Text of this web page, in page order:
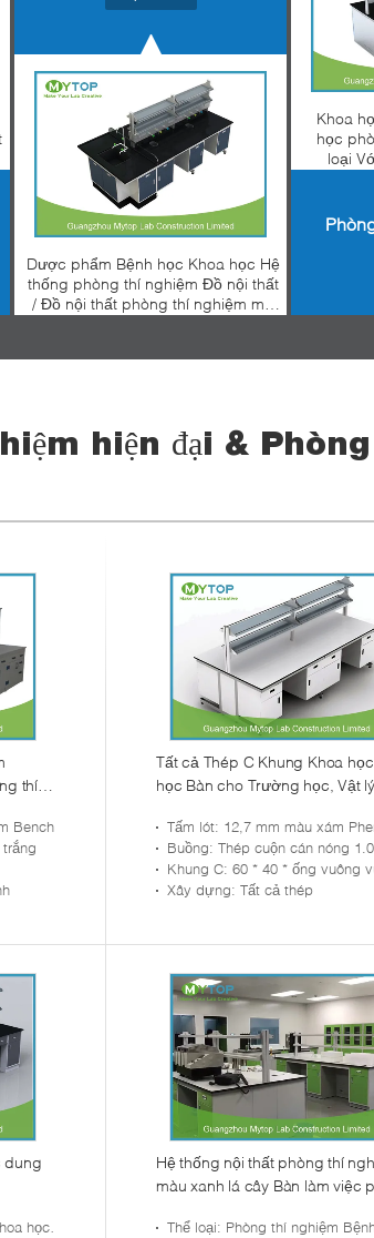
Dược phẩm Bệnh học Khoa học Hệ
thống phòng thí nghiệm Đồ nội thất
/ Đồ nội thất phòng thí nghiệm mô
Khoa
học
loại
hiện đại &
thí
Bench
Tất cả Thép C Khung Khoa
học Bàn cho Trường học, Vật lý
mmTấm lót: 12,7 mm màu xám
Buồng: Thép cuộn cán nóng
Khung C: 60 * 40 * ống vuông
Xây dựng: Tất cả thép
dung
thí nghiệm
Hệ thống nội thất phòng thí
màu xanh lá cây Bàn làm việc
Thể loại: Phòng thí nghiệm